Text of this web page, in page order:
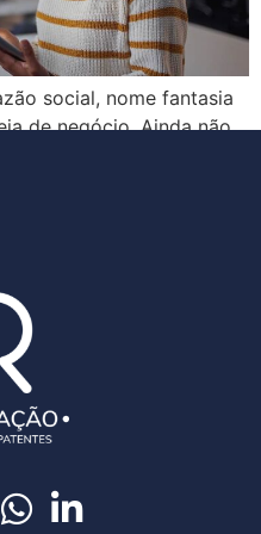
social, nome fantasia
de negócio. Ainda não